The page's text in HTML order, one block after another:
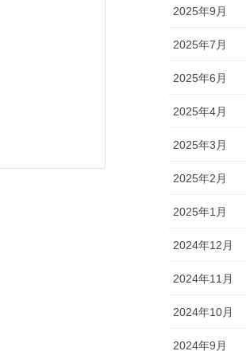
2025年9月
2025年7月
2025年6月
2025年4月
2025年3月
2025年2月
2025年1月
2024年12月
2024年11月
2024年10月
2024年9月